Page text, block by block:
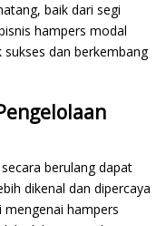
baik dari segi
hampers modal
dan berkembang
berulang dapat
dikenal dan dipercaya
hampers